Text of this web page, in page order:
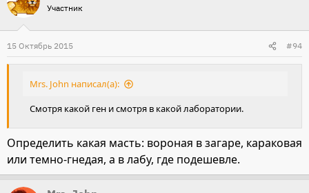
Участник
15 Октябрь 2015 #94
Mrs. John написал(а):
Смотря какой ген и смотря в какой лаборатории.
Определить какая масть: вороная в загаре, караковая
или темно-гнедая, а в лабу, где подешевле.